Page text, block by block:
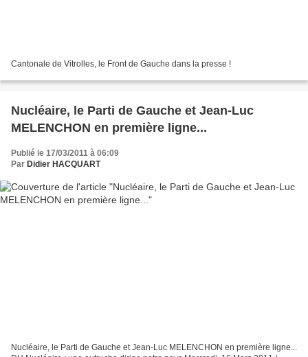
Cantonale de Vitrolles, le Front de Gauche dans la presse !
Nucléaire, le Parti de Gauche et Jean-Luc
MELENCHON en première ligne...
Publié le 17/03/2011 à 06:09
Par Didier HACQUART
Nucléaire, le Parti de Gauche et Jean-Luc MELENCHON en première ligne...